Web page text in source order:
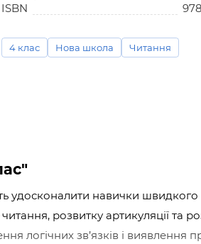
ISBN
4 клас Нова школа Читання
удосконалити навички
розвитку артикуляції
логічних зв’язків і